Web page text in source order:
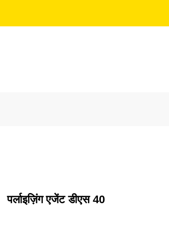
पर्लाइज़िंग एजेंट डीएस 40